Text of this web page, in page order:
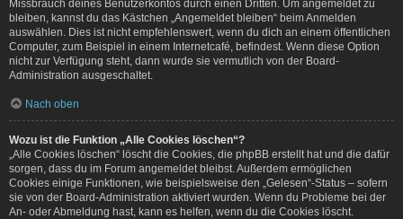
Missbrauch deines Benutzerkontos durch einen Dritten. Um angemeldet zu
bleiben, kannst du das Kästchen „Angemeldet bleiben“ beim Anmelden
auswählen. Dies ist nicht empfehlenswert, wenn du dich an einem öffentlichen
Computer, zum Beispiel in einem Internetcafé, befindest. Wenn diese Option
nicht zur Verfügung steht, dann wurde sie vermutlich von der Board-
Administration ausgeschaltet.
Nach oben
Wozu ist die Funktion „Alle Cookies löschen“?
„Alle Cookies löschen“ löscht die Cookies, die phpBB erstellt hat und die dafür
sorgen, dass du im Forum angemeldet bleibst. Außerdem ermöglichen
Cookies einige Funktionen, wie beispielsweise den „Gelesen“-Status – sofern
sie von der Board-Administration aktiviert wurden. Wenn du Probleme bei der
An- oder Abmeldung hast, kann es helfen, wenn du die Cookies löscht.